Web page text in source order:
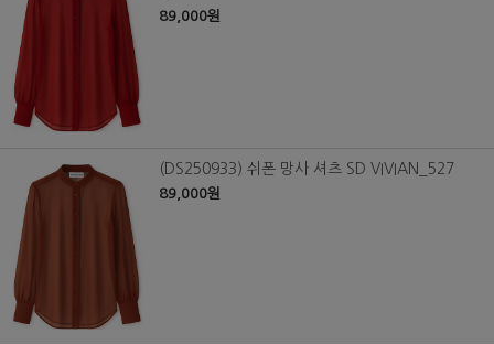
89,000원
(DS250933) 쉬폰 망사 셔츠 SD VIVIAN_527
89,000원